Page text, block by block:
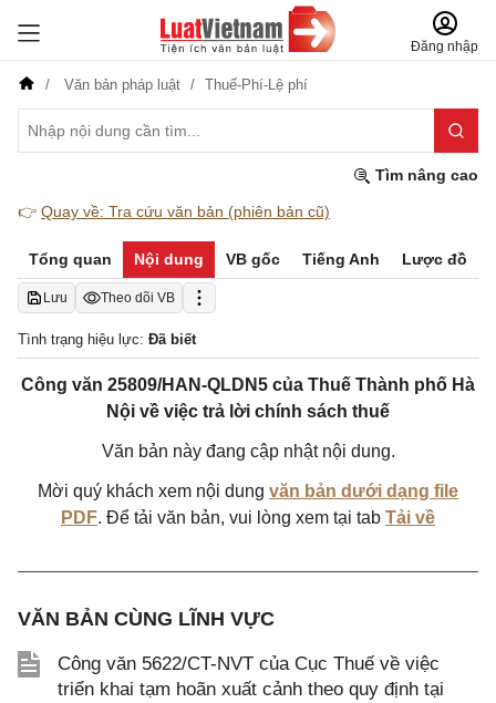
Đăng nhập
Văn bản pháp luật Thuế-Phí-Lệ phí
Tìm nâng cao
👉 Quay về: Tra cứu văn bản (phiên bản cũ)
Tổng quan Nội dung VB gốc Tiếng Anh Lược đồ
Lưu Theo dõi VB
Tình trạng hiệu lực: Đã biết
Công văn 25809/HAN-QLDN5 của Thuế Thành phố Hà
Nội về việc trả lời chính sách thuế
Văn bản này đang cập nhật nội dung.
Mời quý khách xem nội dung văn bản dưới dạng file
PDF. Để tải văn bản, vui lòng xem tại tab Tải về
VĂN BẢN CÙNG LĨNH VỰC
Công văn 5622/CT-NVT của Cục Thuế về việc
triển khai tạm hoãn xuất cảnh theo quy định tại